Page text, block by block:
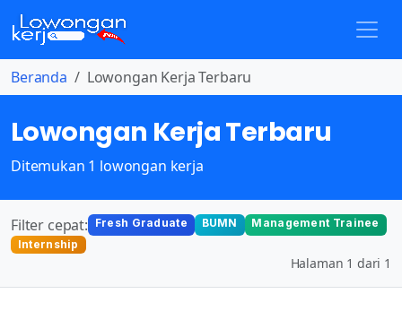
Beranda Lowongan Kerja Terbaru
Lowongan Kerja Terbaru
Ditemukan 1 lowongan kerja
Filter cepat: Fresh Graduate BUMN
Management Trainee
Internship
Halaman 1 dari 1